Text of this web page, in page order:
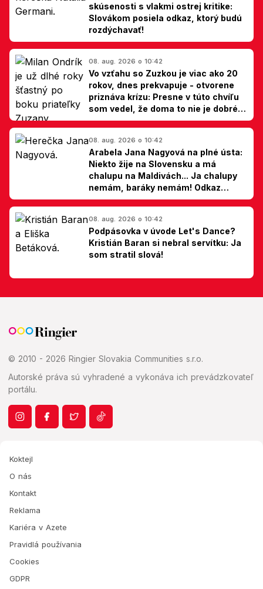
skúsenosti s vlakmi ostrej kritike:
Slovákom posiela odkaz, ktorý budú
rozdýchavať!
08. aug. 2026 o 10:42
Vo vzťahu so Zuzkou je viac ako 20
rokov, dnes prekvapuje - otvorene
priznáva krízu: Presne v túto chvíľu
som vedel, že doma to nie je dobré,
hovorí Milan Ondrík
08. aug. 2026 o 10:42
Arabela Jana Nagyová na plné ústa:
Niekto žije na Slovensku a má
chalupu na Maldivách... Ja chalupy
nemám, baráky nemám! Odkaz
Slovákom
08. aug. 2026 o 10:42
Podpásovka v úvode Let's Dance?
Kristián Baran si nebral servítku: Ja
som stratil slová!
© 2010 - 2026 Ringier Slovakia Communities s.r.o.
Autorské práva sú vyhradené a vykonáva ich prevádzkovateľ
portálu.
Koktejl
O nás
Kontakt
Reklama
Kariéra v Azete
Pravidlá používania
Cookies
GDPR